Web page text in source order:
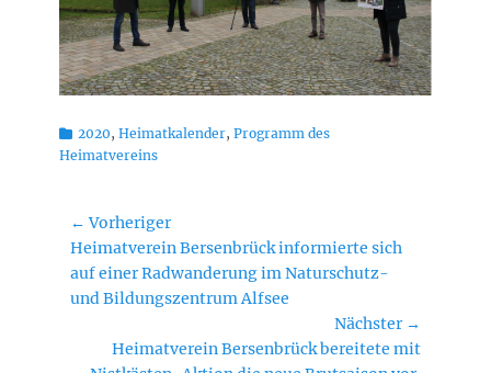
Kategorien
2020, Heimatkalender, Programm des
Heimatvereins
Beitragsnavigation
← Vorheriger
Vorheriger
Beitrag:
Heimatverein Bersenbrück informierte sich
auf einer Radwanderung im Naturschutz-
und Bildungszentrum Alfsee
Nächster →
NächsterHeimatverein Bersenbrück bereitete mit